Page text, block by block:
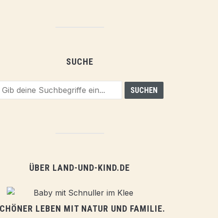
SUCHE
ÜBER LAND-UND-KIND.DE
LEBEN MIT NATUR UND FAMILIE.